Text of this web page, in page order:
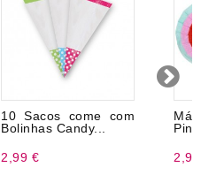
10 Sacos come com
Bolinhas Candy...
2,99 €